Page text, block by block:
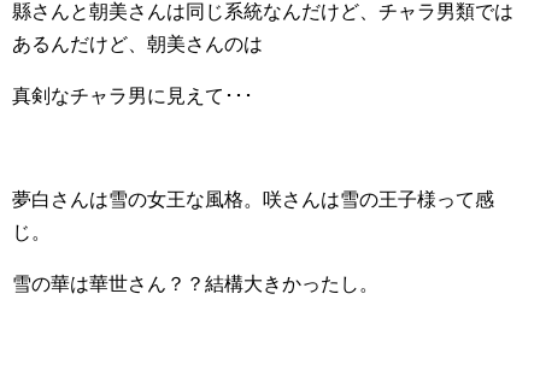
縣さんと朝美さんは同じ系統なんだけど、チャラ男類では
あるんだけど、朝美さんのは
真剣なチャラ男に見えて･･･
夢白さんは雪の女王な風格。咲さんは雪の王子様って感
じ。
雪の華は華世さん？？結構大きかったし。